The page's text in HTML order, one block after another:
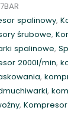
spalinowy,
śrubowe,
spalinowe,
2000l/min,
,
,
,